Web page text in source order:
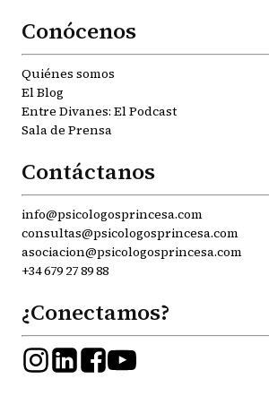
Conócenos
Quiénes somos
El Blog
Entre Divanes: El Podcast
Sala de Prensa
Contáctanos
info@psicologosprincesa.com
consultas@psicologosprincesa.com
asociacion@psicologosprincesa.com
+34 679 27 89 88
¿Conectamos?